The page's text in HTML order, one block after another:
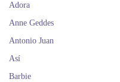
Adora
Anne Geddes
Antonio Juan
Así
Barbie